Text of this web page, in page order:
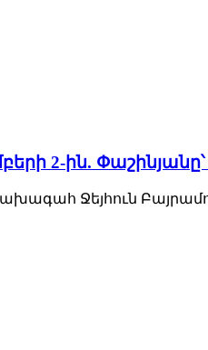
2-ին.
Ջեյհուն